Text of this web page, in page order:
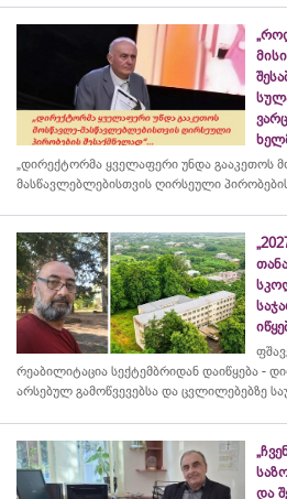
„დირექტორმა ყველაფერი უნდა გააკეთოს
მასწავლებლებისთვის ღირსეული
რეაბილიტაცია სექტემბრიდან დაიწყება -
არსებულ გამოწვევებსა და ცვლილებებზე
და